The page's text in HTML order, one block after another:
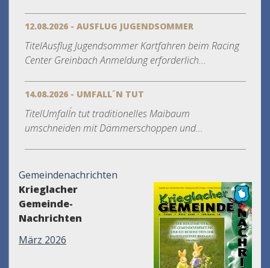
12.08.2026 - AUSFLUG JUGENDSOMMER
TitelAusflug Jugendsommer Kartfahren beim Racing
Center Greinbach Anmeldung erforderlich...
14.08.2026 - UMFALL´N TUT
TitelUmfall´n tut traditionelles Maibaum
umschneiden mit Dämmerschoppen und...
Gemeindenachrichten
Krieglacher
Gemeinde-
Nachrichten
März 2026